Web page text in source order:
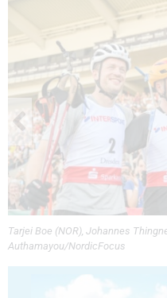
Tarjei Boe (NOR), Johannes
Authamayou/NordicFocus